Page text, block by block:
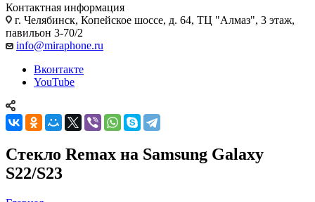
Контактная информация
г. Челябинск, Копейское шоссе, д. 64, ТЦ "Алмаз", 3 этаж,
павильон 3-70/2
info@miraphone.ru
Вконтакте
YouTube
Стекло Remax на Samsung Galaxy
S22/S23